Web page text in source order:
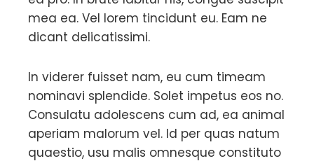
mea ea. Vel lorem tincidunt eu. Eam ne
dicant delicatissimi.
In viderer fuisset nam, eu cum timeam
nominavi splendide. Solet impetus eos no.
Consulatu adolescens cum ad, ea animal
aperiam malorum vel. Id per quas natum
quaestio, usu malis omnesque constituto